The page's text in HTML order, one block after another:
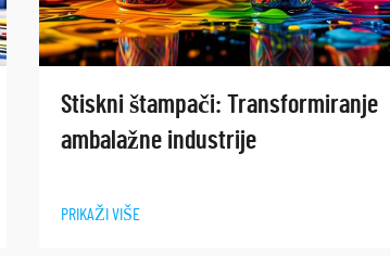
Stiskni štampači: Transformiranje
ambalažne industrije
PRIKAŽI VIŠE